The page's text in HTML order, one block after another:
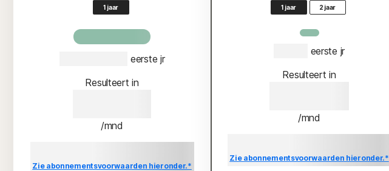
1 jaar
eerste jr
Resulteert in
/mnd
Zie abonnementsvoorwaarden hieronder.*
1 jaar 2 jaar
eerste jr
Resulteert in
/mnd
Zie abonnementsvoorwaarden hieronder.*